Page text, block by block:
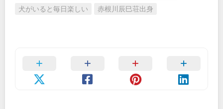
犬がいると毎日楽しい
赤根川辰巳荘出身